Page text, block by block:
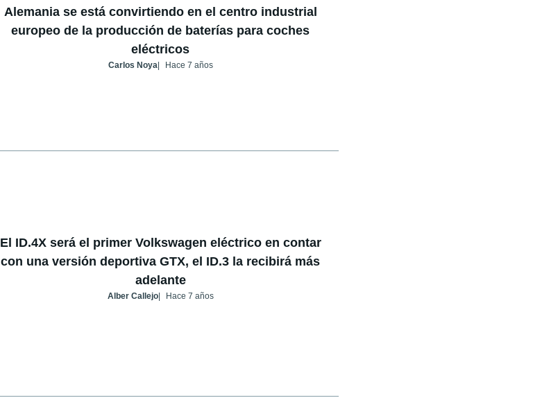
Alemania se está convirtiendo en el centro industrial
europeo de la producción de baterías para coches
eléctricos
Carlos Noya Hace 7 años
El ID.4X será el primer Volkswagen eléctrico en contar
con una versión deportiva GTX, el ID.3 la recibirá más
adelante
Alber Callejo Hace 7 años